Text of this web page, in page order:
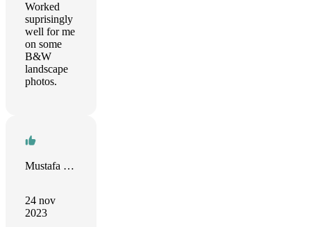
Worked
suprisingly
well for me
on some
B&W
landscape
photos.
Mustafa Tufan
24 nov
2023